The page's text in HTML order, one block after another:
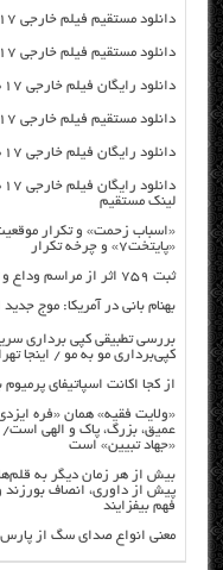
دانلود مستقیم فیلم خارجی Essex Heist 2017 از سرور سایت
دانلود مستقیم فیلم خارجی Get the Girl 2017 از سرور سایت
دانلود رایگان فیلم خارجی iBoy 2017 با لینک مستقیم
دانلود مستقیم فیلم خارجی Justice League Dark 2017 از سرور سایت
دانلود رایگان فیلم خارجی Split 2017 با لینک مستقیم
لینک مستقیم
«اسباب زحمت» و تکرار
«پایتخت۷» و چرخه تکرار
ثبت ۷۵۹ اثر از مراسم وداع و تشییع رهبر شهید انقلاب
بهنام بانی در آمریکا: موج
بررسی تطبیقی کپی برداری
کپی‌برداری مو به مو / اینجا
از کجا اکانت اسپاتیفای پرمیوم بخریم؟ معرفی ۴
«ولایت فقیه» همان «فره
عمیق، بزرگ، پاک و الهی
«جهاد تبیین» است
بیش از هر زمان دیگر به
پیش از داوری، انصاف بورزند
فهم بیفزایند
معنی انواع صدای سگ از